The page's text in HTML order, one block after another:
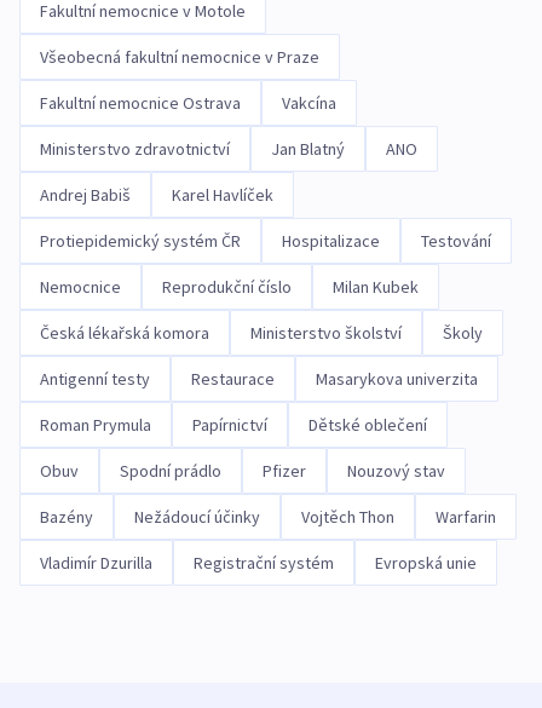
Fakultní nemocnice v Motole
Všeobecná fakultní nemocnice v Praze
Fakultní nemocnice Ostrava Vakcína
Ministerstvo zdravotnictví Jan Blatný ANO
Andrej Babiš Karel Havlíček
Protiepidemický systém ČR Hospitalizace Testování
Nemocnice Reprodukční číslo Milan Kubek
Česká lékařská komora Ministerstvo školství Školy
Antigenní testy Restaurace Masarykova univerzita
Roman Prymula Papírnictví Dětské oblečení
Obuv Spodní prádlo Pfizer Nouzový stav
Bazény Nežádoucí účinky Vojtěch Thon Warfarin
Vladimír Dzurilla Registrační systém Evropská unie